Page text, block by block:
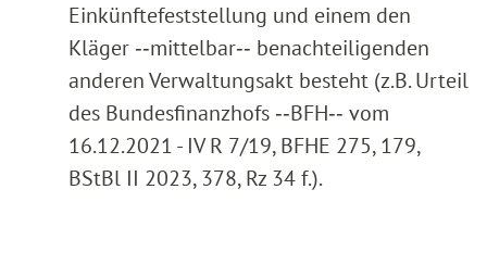
Einkünftefeststellung und einem den
Kläger ‑‑mittelbar‑‑ benachteiligenden
anderen Verwaltungsakt besteht (z.B. Urteil
des Bundesfinanzhofs ‑‑BFH‑‑ vom
16.12.2021 - IV R 7/19, BFHE 275, 179,
BStBl II 2023, 378, Rz 34 f.).